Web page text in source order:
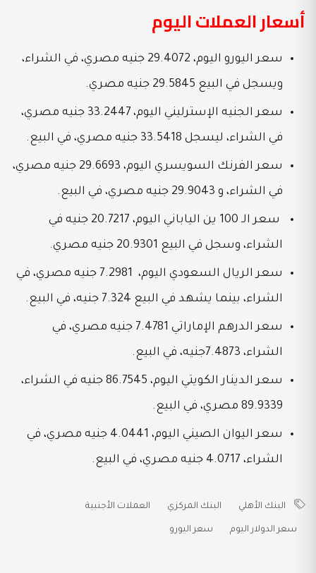
أسعار العملات اليوم
سعر اليورو اليوم، 29.4072 جنيه مصري، في الشراء،
ويسجل في البيع 29.5845 جنيه مصري.
سعر الجنيه الإسترليني اليوم، 33.2447 جنيه مصري،
في الشراء، ليسجل 33.5418 جنيه مصري، في البيع.
سعر الفرنك السويسري اليوم، 29.6693 جنيه مصري،
في الشراء، و 29.9043 جنيه مصري، في البيع.
سعر الـ 100 ين الياباني اليوم، 20.7217 جنيه في
الشراء، وسجل في البيع 20.9301 جنيه مصري.
سعر الريال السعودي اليوم، 7.2981 جنيه مصري، في
الشراء، بينما يشهد في البيع 7.324 جنيه، في البيع.
سعر الدرهم الإماراتي 7.4781 جنيه مصري، في
الشراء، 7.4873جنيه، في البيع.
سعر الدينار الكويتي اليوم، 86.7545 جنيه في الشراء،
89.9339 مصري، في البيع.
سعر اليوان الصيني اليوم، 4.0441 جنيه مصري، في
الشراء، 4.0717 جنيه مصري، في البيع.
البنك الأهلي البنك المركزي العملات الأجنبية
سعر الدولار اليوم سعر اليورو